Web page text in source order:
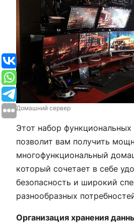
Домашний сервер
Этот набор
позволит вам получить
многофункциональный
который сочетает в себе
безопасность и широкий
разнообразных
Организация хранения